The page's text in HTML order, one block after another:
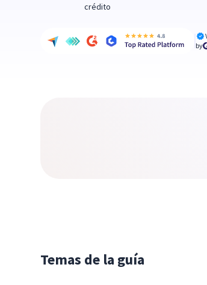
crédito
by
Temas de la guía